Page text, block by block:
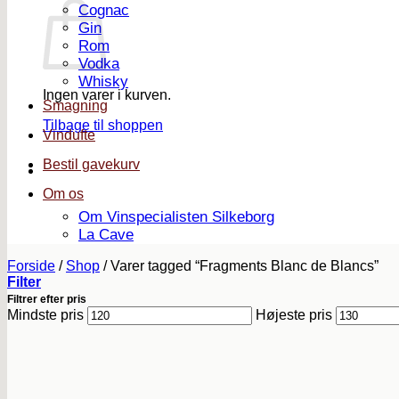
Ingen varer i kurven.
Tilbage til shoppen
Cognac
Gin
Rom
Vodka
Whisky
Smagning
Vindufte
Bestil gavekurv
Om os
Om Vinspecialisten Silkeborg
La Cave
Forside / Shop /Varer tagged “Fragments Blanc de Blancs”
Filter
Filtrer efter pris
Mindste pris Højeste pris